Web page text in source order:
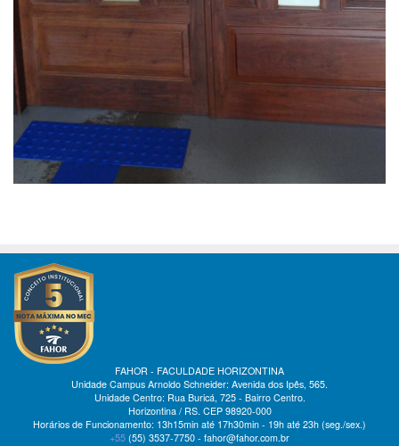
FAHOR - FACULDADE HORIZONTINA
Unidade Campus Arnoldo Schneider: Avenida dos Ipês, 565.
Unidade Centro: Rua Buricá, 725 - Bairro Centro.
Horizontina / RS. CEP 98920-000
Horários de Funcionamento: 13h15min até 17h30min - 19h até 23h (seg./sex.)
+55 (55) 3537-7750 - fahor@fahor.com.br